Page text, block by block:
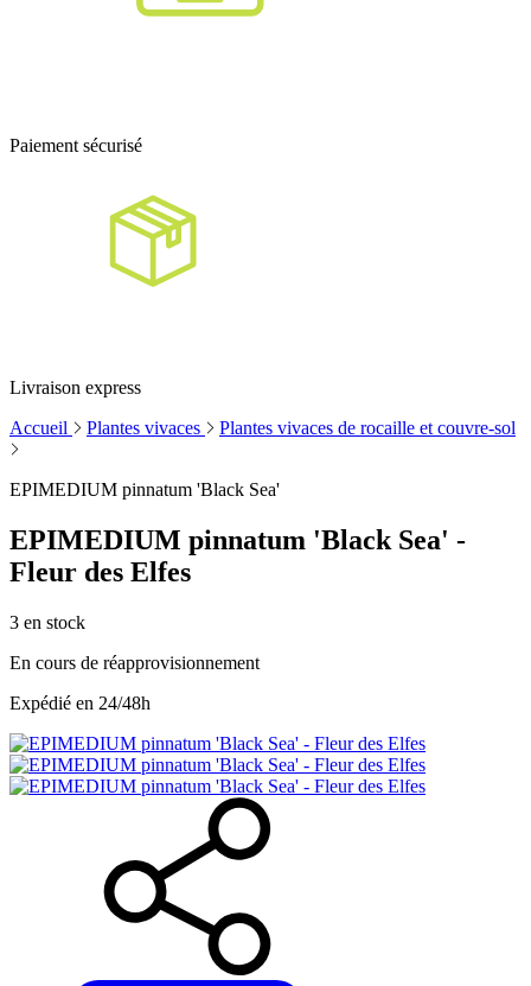
Paiement sécurisé
Livraison express
Accueil
Plantes vivaces Plantes vivaces de rocaille et couvre-sol
EPIMEDIUM pinnatum 'Black Sea'
EPIMEDIUM pinnatum 'Black Sea' -
Fleur des Elfes
3 en stock
En cours de réapprovisionnement
Expédié en 24/48h